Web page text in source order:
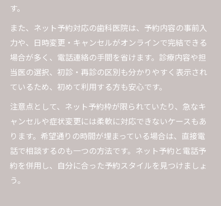
す。
また、ネット予約対応の歯科医院は、予約内容の事前入
力や、日時変更・キャンセルがオンラインで完結できる
場合が多く、電話連絡の手間を省けます。診療内容や担
当医の選択、初診・再診の区別も分かりやすく表示され
ているため、初めて利用する方も安心です。
注意点として、ネット予約枠が限られていたり、急なキ
ャンセルや症状変更には柔軟に対応できないケースもあ
ります。希望通りの時間が埋まっている場合は、直接電
話で相談するのも一つの方法です。ネット予約と電話予
約を併用し、自分に合った予約スタイルを見つけましょ
う。